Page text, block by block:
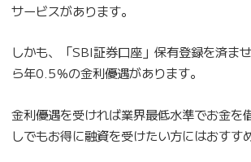
サービスがあります。
しかも、「SBI証券口座」保有登録を済ま
ら年0.5％の金利優遇があります。
金利優遇を受ければ業界最低水準でお金を
しでもお得に融資を受けたい方にはおすす